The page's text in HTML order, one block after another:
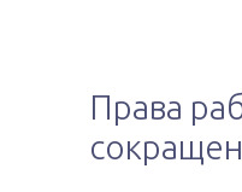
Права